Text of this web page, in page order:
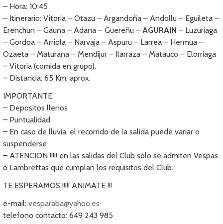
– Hora: 10:45
– Itinerario: Vitoria – Otazu – Argandoña – Andollu – Eguileta –
Erenchun – Gauna – Adana – Guereñu –AGURAIN – Luzuriaga
– Gordoa – Arriola – Narvaja – Aspuru – Larrea – Hermua –
Ozaeta – Maturana – Mendijur – Ilarraza – Matauco – Elorriaga
– Vitoria (comida en grupo).
– Distancia: 65 Km. aprox.
IMPORTANTE:
– Depositos llenos
– Puntualidad
– En caso de lluvia, el recorrido de la salida puede variar o
suspenderse
– ATENCION !!!!! en las salidas del Club sólo se admiten Vespas
ó Lambrettas que cumplan los requisitos del Club.
TE ESPERAMOS !!!!! ANIMATE !!!
e-mail:vesparaba@yahoo.es
telefono contacto: 649 243 985